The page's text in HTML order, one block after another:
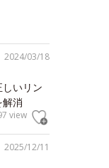
2024/03/18
いリン
消
view
2025/12/11